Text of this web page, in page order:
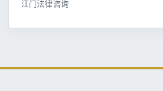
江门法律咨询